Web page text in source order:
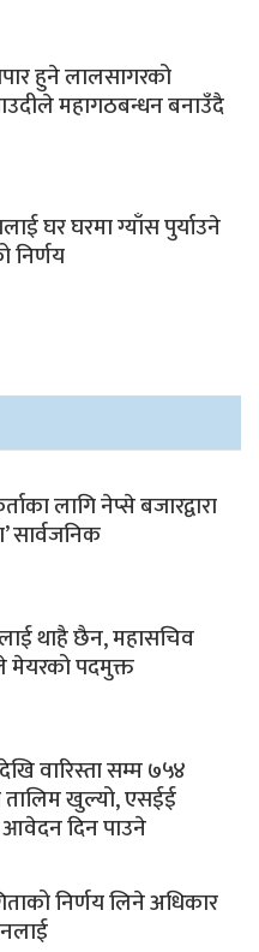
हुने लालसागरको
महागठबन्धन बनाउँदै
घर घरमा ग्याँस पुर्याउने
निर्णय
लागि नेप्से बजारद्वारा
सार्वजनिक
थाहै छैन, महासचिव
मेयरको पदमुक्त
वारिस्ता सम्म ७५४
तालिम खुल्यो, एसईई
आवेदन दिन पाउने
निर्णय लिने अधिकार